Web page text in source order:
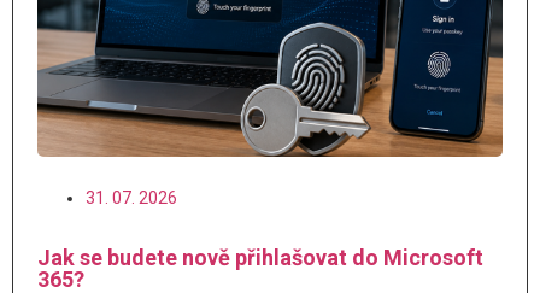
31. 07. 2026
Jak se budete nově přihlašovat do Microsoft
365?